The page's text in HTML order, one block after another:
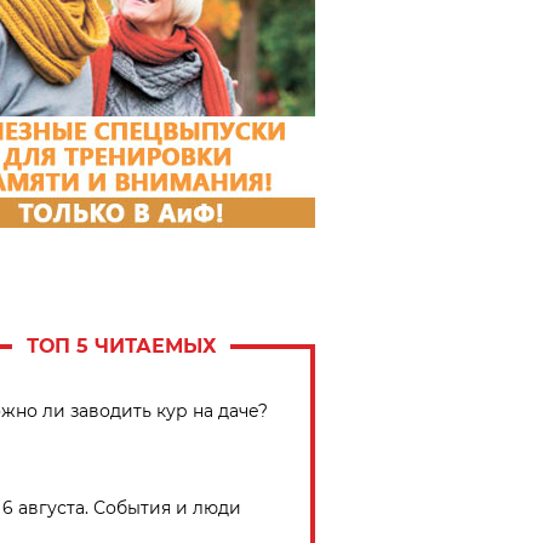
ТОП 5 ЧИТАЕМЫХ
ли заводить кур на даче?
6 августа. События и люди